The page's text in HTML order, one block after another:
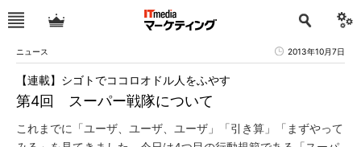
ニュース 2013年10月7日
第4回 スーパー戦隊について
【連載】シゴトでココロオドル人をふやす
これまでに「ユーザ、ユーザ、ユーザ」「引き算」「まずやって